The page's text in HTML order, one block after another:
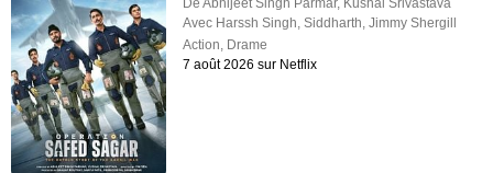
DeAbhijeet Singh Parmar, Kushal Srivastava
Avec Harssh Singh,Siddharth,Jimmy Shergill
Action, Drame
7 août 2026 sur Netflix